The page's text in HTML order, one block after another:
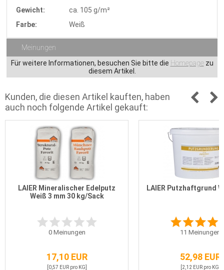
Gewicht:
ca. 105 g/m²
Farbe:
Weiß
Meinungen
Für weitere Informationen, besuchen Sie bitte die Homepagezu
diesem Artikel.
Kunden, die diesen Artikel kauften, haben
auch noch folgende Artikel gekauft:
LAIER Mineralischer Edelputz
Weiß 3 mm 30 kg/Sack
0Meinungen
17,10 EUR
[0,57 EUR pro KG]
LAIER Putzhaftgrund
11 Meinungen
52,98 EUR
[2,12 EUR pro KG]